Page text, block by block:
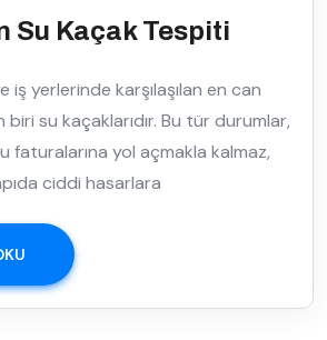
Su Kaçak Tespiti
iş yerlerinde karşılaşılan en can
biri su kaçaklarıdır. Bu tür durumlar,
faturalarına yol açmakla kalmaz,
ciddi hasarlara